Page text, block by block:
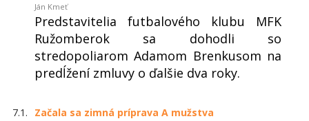
Ján Kmeť
Predstavitelia futbalového klubu MFK
Ružomberok sa dohodli so
stredopoliarom Adamom Brenkusom na
predĺžení zmluvy o ďalšie dva roky.
7.1. Začala sa zimná príprava A mužstva